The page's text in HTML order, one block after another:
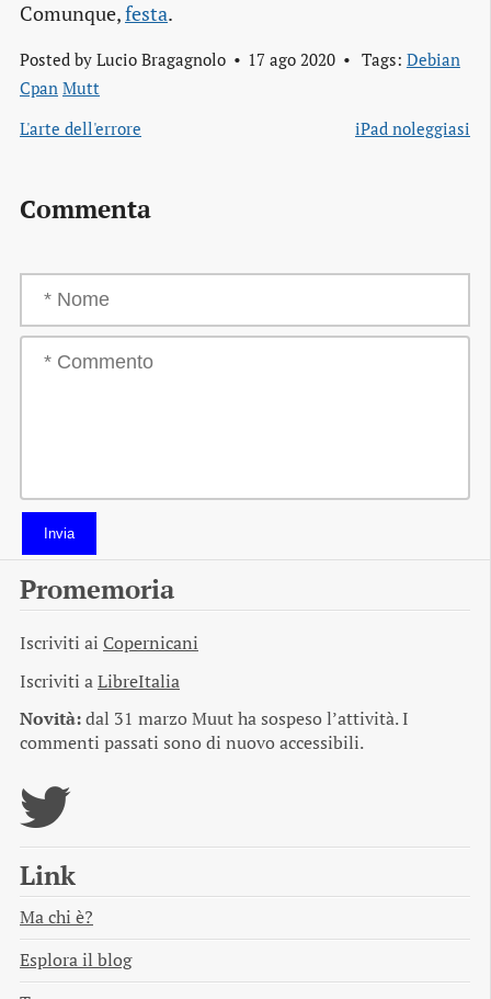
Comunque,festa.
Posted by Lucio Bragagnolo 17 ago 2020 Tags: Debian
Cpan Mutt
L'arte dell'errore
iPad noleggiasi
Commenta
Invia
Promemoria
Iscriviti ai Copernicani
Iscriviti aLibreItalia
Novità:dal 31 marzo Muut ha sospeso l’attività. I
commenti passati sono di nuovo accessibili.
Link
Ma chi è?
Esplora il blog